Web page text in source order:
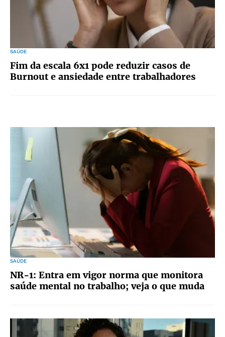
SAÚDE
Fim da escala 6x1 pode reduzir casos de
Burnout e ansiedade entre trabalhadores
SAÚDE
NR-1: Entra em vigor norma que monitora
saúde mental no trabalho; veja o que muda